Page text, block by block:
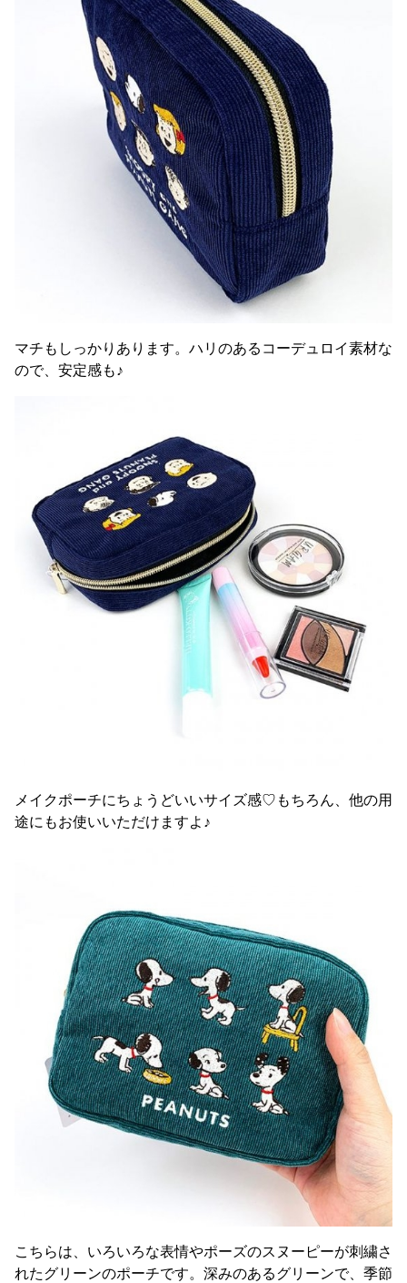
マチもしっかりあります。ハリのあるコーデュロイ素材な
ので、安定感も♪
メイクポーチにちょうどいいサイズ感♡もちろん、他の用
途にもお使いいただけますよ♪
こちらは、いろいろな表情やポーズのスヌーピーが刺繍さ
れたグリーンのポーチです。深みのあるグリーンで、季節